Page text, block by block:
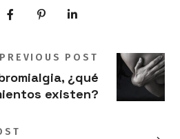
PREVIOUS POST
¿qué
existen?